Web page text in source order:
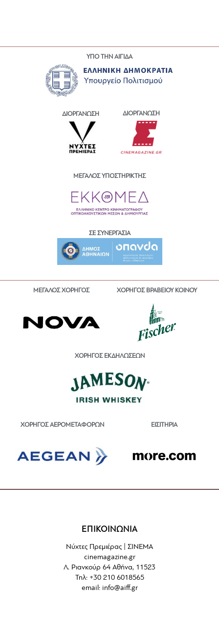
ΥΠΟ ΤΗΝ ΑΙΓΙΔΑ
ΔΙΟΡΓΑΝΩΣΗ ΔΙΟΡΓΑΝΩΣΗ
ΜΕΓΑΛΟΣ ΥΠΟΣΤΗΡΙΚΤΗΣ
ΣΕ ΣΥΝΕΡΓΑΣΙΑ
ΜΕΓΑΛΟΣ ΧΟΡΗΓΟΣ ΧΟΡΗΓΟΣ ΒΡΑΒΕΙΟΥ ΚΟΙΝΟΥ
ΧΟΡΗΓΟΣ ΕΚΔΗΛΩΣΕΩΝ
ΧΟΡΗΓΟΣ ΑΕΡΟΜΕΤΑΦΟΡΩΝ ΕΙΣΙΤΗΡΙΑ
ΕΠΙΚΟΙΝΩΝΙΑ
Νύχτες Πρεμιέρας | ΣΙΝΕΜΑ
cinemagazine.gr
Λ. Ριανκούρ 64 Αθήνα, 11523
Τηλ: +30 210 6018565
email: info@aiff.gr